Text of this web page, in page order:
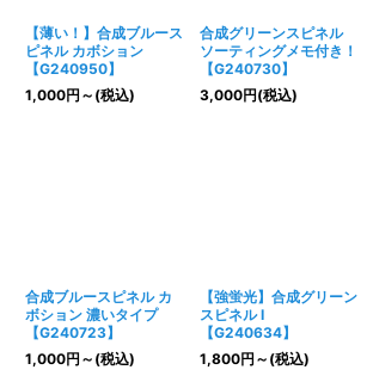
【薄い！】合成ブルース
ピネル カボション
【G240950】
1,000円 ～ (税込)
合成グリーンスピネル
ソーティングメモ付き！
【G240730】
3,000円(税込)
合成ブルースピネル カ
ボション 濃いタイプ
【G240723】
1,000円 ～ (税込)
【強蛍光】合成グリーン
スピネル I
【G240634】
1,800円 ～ (税込)